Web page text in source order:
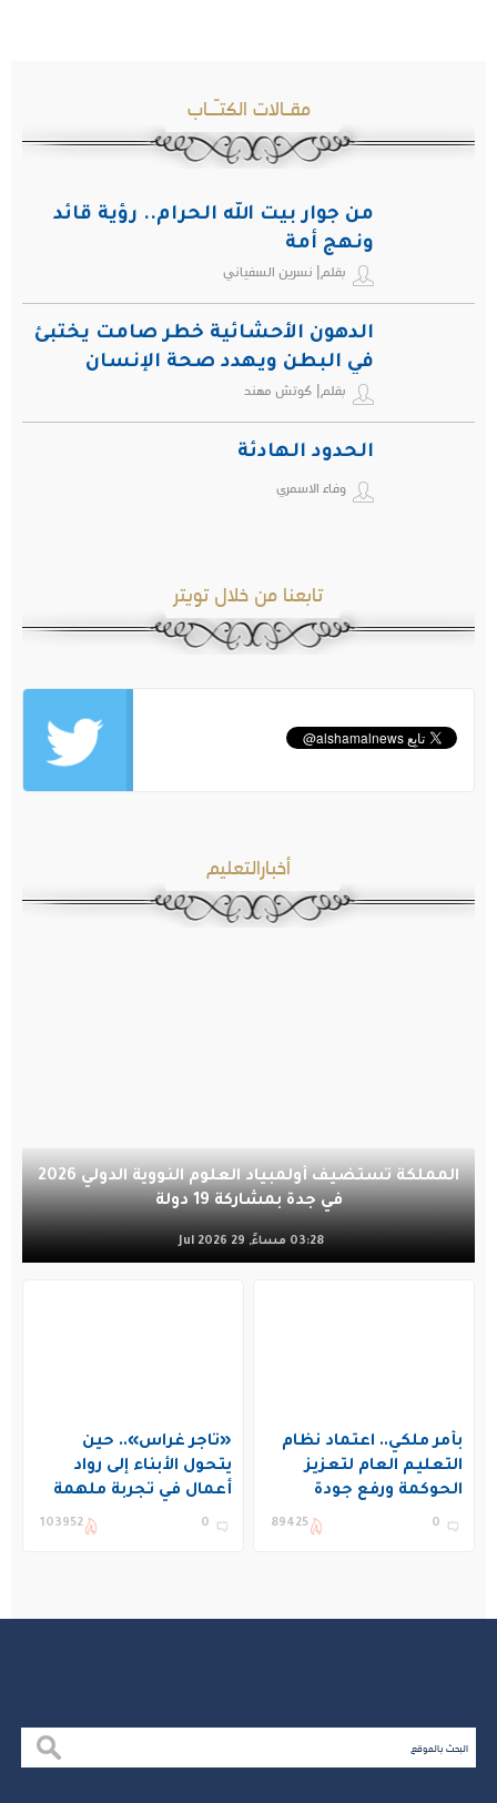
مقـالات الكتـّـاب
من جوار بيت الله الحرام.. رؤية قائد
ونهج أمة
بقلم| نسرين السفياني
الدهون الأحشائية خطر صامت يختبئ
في البطن ويهدد صحة الإنسان
بقلم| كوتش مهند
الحدود الهادئة
وفاء الاسمري
تابعنا من خلال تويتر
أخبارالتعليم
المملكة تستضيف أولمبياد العلوم النووية الدولي 2026
في جدة بمشاركة 19 دولة
03:28 مساءً, 29 Jul 2026
بأمر ملكي.. اعتماد نظام
التعليم العام لتعزيز
الحوكمة ورفع جودة
التعليم في المملكة
0
89425
«تاجر غراس».. حين
يتحول الأبناء إلى رواد
أعمال في تجربة ملهمة
بنادي غراس الصيفي
0
103952